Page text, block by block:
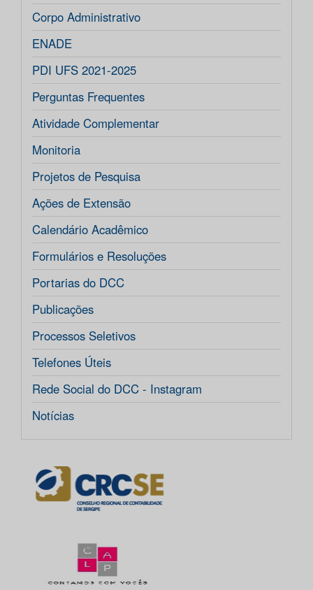
Corpo Administrativo
ENADE
PDI UFS 2021-2025
Perguntas Frequentes
Atividade Complementar
Monitoria
Projetos de Pesquisa
Ações de Extensão
Calendário Acadêmico
Formulários e Resoluções
Portarias do DCC
Publicações
Processos Seletivos
Telefones Úteis
Rede Social do DCC - Instagram
Notícias